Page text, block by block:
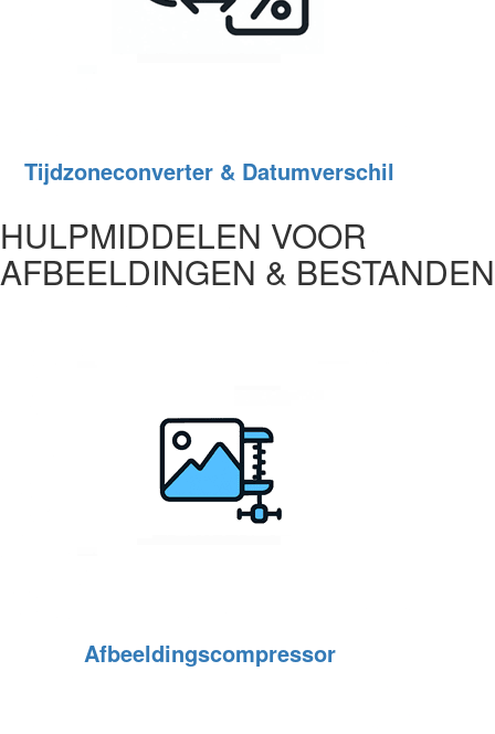
Tijdzoneconverter & Datumverschil
HULPMIDDELEN VOOR
AFBEELDINGEN & BESTANDEN
Afbeeldingscompressor